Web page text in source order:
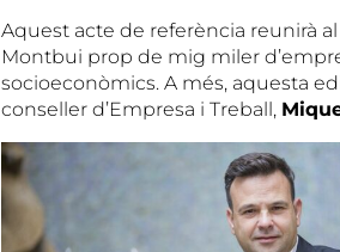
Aquest acte de referència reunirà
Montbui prop de mig miler
socioeconòmics. A més, aquesta
conseller d’Empresa i Treball,